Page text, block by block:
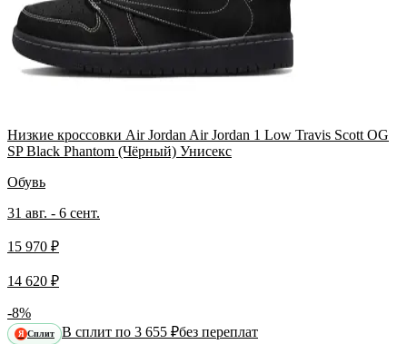
Низкие кроссовки Air Jordan Air Jordan 1 Low Travis Scott OG
SP Black Phantom (Чёрный) Унисекс
Обувь
31 авг. - 6 сент.
15 970 ₽
14 620 ₽
-8%
Я Сплит В сплит по 3 655 ₽без переплат